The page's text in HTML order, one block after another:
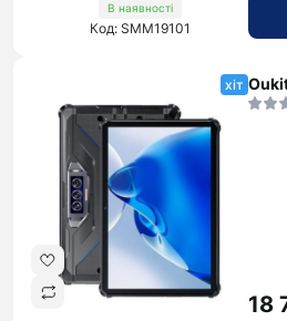
В наявності
Код: SMM19101
хіт
18